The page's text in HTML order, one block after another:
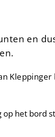
en
Kleppinger
op het bord